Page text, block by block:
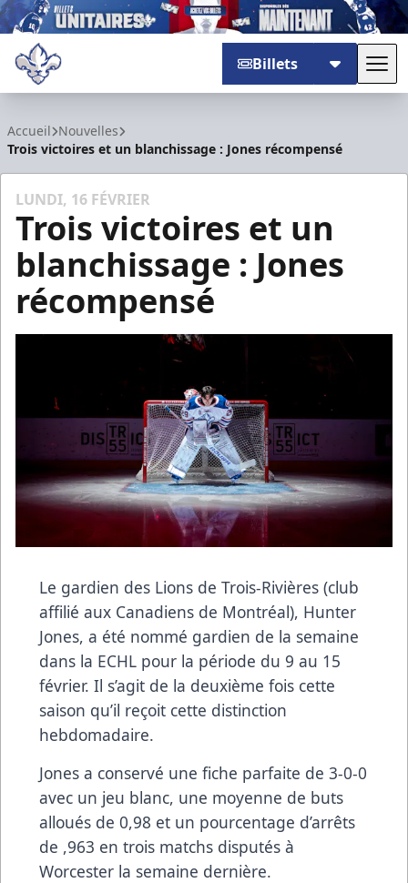
Billets
Accueil Nouvelles
Trois victoires et un blanchissage : Jones récompensé
LUNDI, 16 FÉVRIER
Trois victoires et un
blanchissage : Jones
récompensé
Le gardien des Lions de Trois-Rivières (club
affilié aux Canadiens de Montréal), Hunter
Jones, a été nommé gardien de la semaine
dans la ECHL pour la période du 9 au 15
février. Il s’agit de la deuxième fois cette
saison qu’il reçoit cette distinction
hebdomadaire.
Jones a conservé une fiche parfaite de 3-0-0
avec un jeu blanc, une moyenne de buts
alloués de 0,98 et un pourcentage d’arrêts
de ,963 en trois matchs disputés à
Worcester la semaine dernière.